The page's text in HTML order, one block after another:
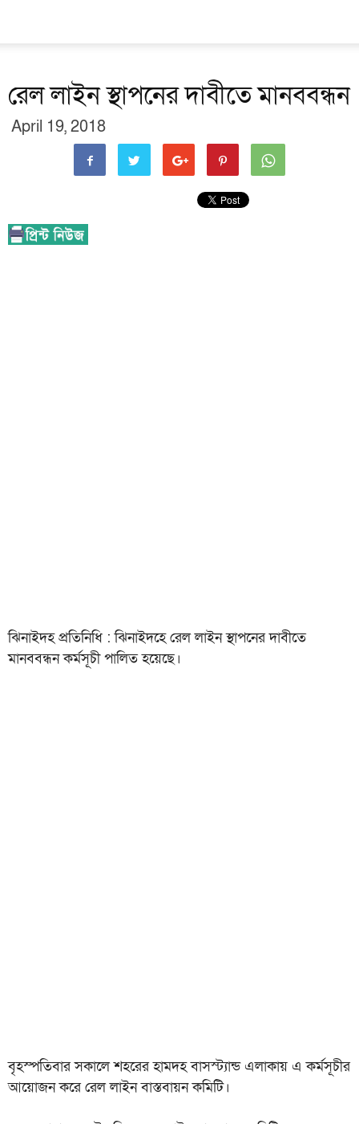
রেল লাইন স্থাপনের দাবীতে মানববন্ধন
April 19, 2018
ঝিনাইদহ প্রতিনিধি : ঝিনাইদহে রেল লাইন স্থাপনের দাবীতে
মানববন্ধন কর্মসূচী পালিত হয়েছে।
বৃহস্পতিবার সকালে শহরের হামদহ বাসস্ট্যান্ড এলাকায় এ কর্মসূচীর
আয়োজন করে রেল লাইন বাস্তবায়ন কমিটি।